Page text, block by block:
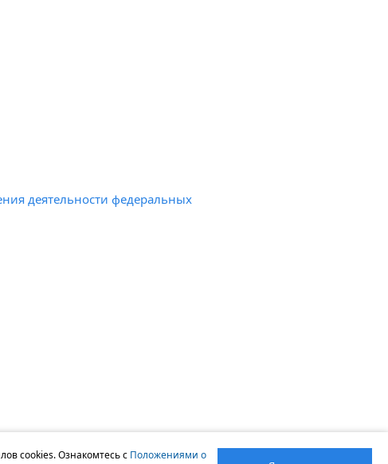
деятельности федеральных
cookies. Ознакомтесь с Положениями о